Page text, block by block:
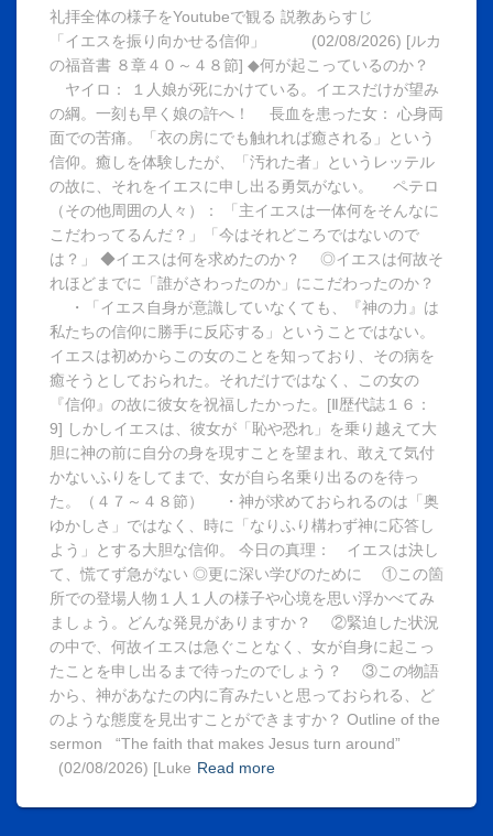
礼拝全体の様子をYoutubeで観る 説教あらすじ
「イエスを振り向かせる信仰」 (02/08/2026) [ルカ
の福音書 ８章４０～４８節] ◆何が起こっているのか？
ヤイロ： １人娘が死にかけている。イエスだけが望み
の綱。一刻も早く娘の許へ！ 長血を患った女： 心身両
面での苦痛。「衣の房にでも触れれば癒される」という
信仰。癒しを体験したが、「汚れた者」というレッテル
の故に、それをイエスに申し出る勇気がない。 ペテロ
（その他周囲の人々）： 「主イエスは一体何をそんなに
こだわってるんだ？」「今はそれどころではないので
は？」 ◆イエスは何を求めたのか？ ◎イエスは何故そ
れほどまでに「誰がさわったのか」にこだわったのか？
・「イエス自身が意識していなくても、『神の力』は
私たちの信仰に勝手に反応する」ということではない。
イエスは初めからこの女のことを知っており、その病を
癒そうとしておられた。それだけではなく、この女の
『信仰』の故に彼女を祝福したかった。[Ⅱ歴代誌１６：
9] しかしイエスは、彼女が「恥や恐れ」を乗り越えて大
胆に神の前に自分の身を現すことを望まれ、敢えて気付
かないふりをしてまで、女が自ら名乗り出るのを待っ
た。（４７～４８節） ・神が求めておられるのは「奥
ゆかしさ」ではなく、時に「なりふり構わず神に応答し
よう」とする大胆な信仰。 今日の真理： イエスは決し
て、慌てず急がない ◎更に深い学びのために ①この箇
所での登場人物１人１人の様子や心境を思い浮かべてみ
ましょう。どんな発見がありますか？ ②緊迫した状況
の中で、何故イエスは急ぐことなく、女が自身に起こっ
たことを申し出るまで待ったのでしょう？ ③この物語
から、神があなたの内に育みたいと思っておられる、ど
のような態度を見出すことができますか？ Outline of the
sermon “The faith that makes Jesus turn around”
(02/08/2026) [Luke Read more